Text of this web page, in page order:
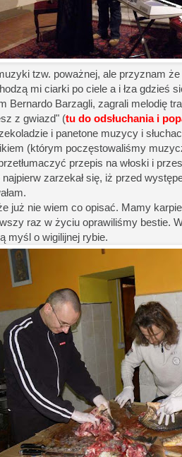
tzw. poważnej, ale przyznam
mi ciarki po ciele a i łza gdzieś
Bernardo Barzagli, zagrali melodię
z gwiazd" (tu do odsłuchania i
i panetone muzycy i
(którym poczęstowaliśmy
przepis na włoski i
zarzekał się, iż przed
już nie wiem co opisać. Mamy
raz w życiu oprawiliśmy bestie.
myśl o wigilijnej rybie.